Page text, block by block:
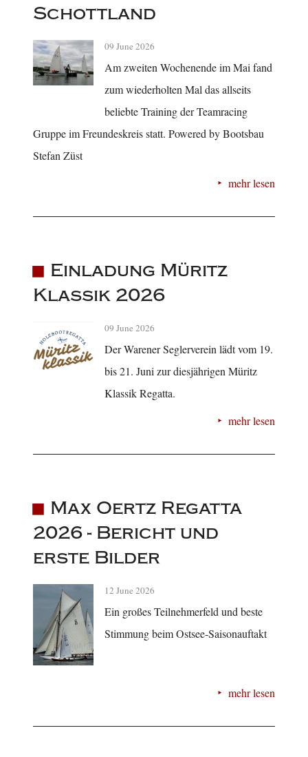
Schottland
09 June 2026
Am zweiten Wochenende im Mai fand
zum wiederholten Mal das allseits
beliebte Training der Teamracing
Gruppe im Freundeskreis statt. Powered by Bootsbau
Stefan Züst
mehr lesen
Einladung Müritz
Klassik 2026
09 June 2026
Der Warener Seglerverein lädt vom 19.
bis 21. Juni zur diesjährigen Müritz
Klassik Regatta.
mehr lesen
Max Oertz Regatta
2026 - Bericht und
erste Bilder
12 June 2026
Ein großes Teilnehmerfeld und beste
Stimmung beim Ostsee-Saisonauftakt
mehr lesen